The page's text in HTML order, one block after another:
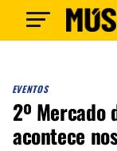
EVENTOS
2º Mercado
acontece